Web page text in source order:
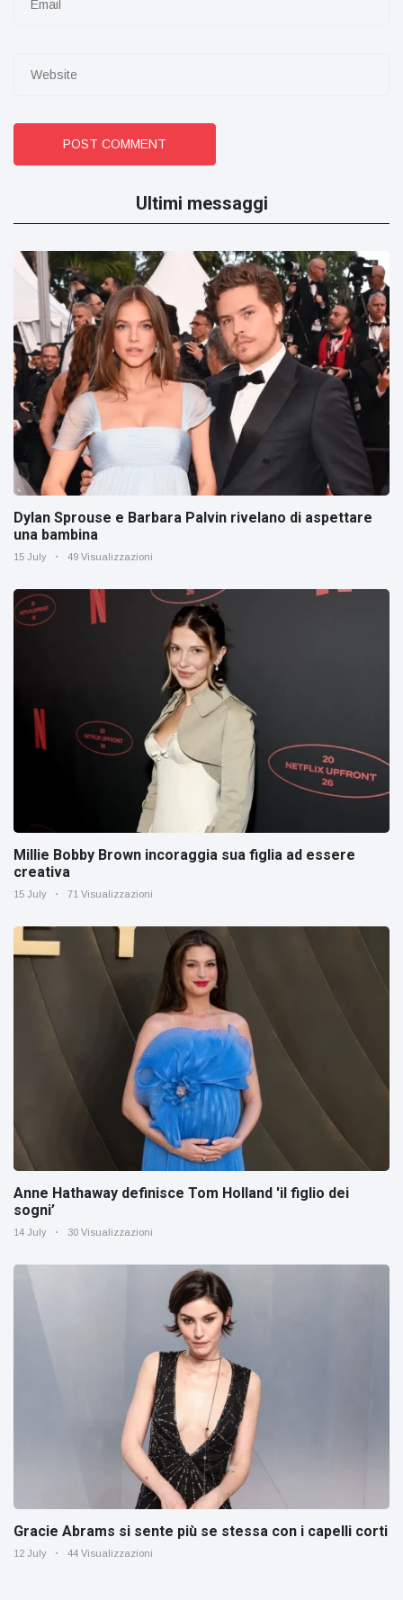
POST COMMENT
Ultimi messaggi
Dylan Sprouse e Barbara Palvin rivelano di aspettare
una bambina
15 July 49 Visualizzazioni
Millie Bobby Brown incoraggia sua figlia ad essere
creativa
15 July 71 Visualizzazioni
Anne Hathaway definisce Tom Holland 'il figlio dei
sogni’
14 July 30 Visualizzazioni
Gracie Abrams si sente più se stessa con i capelli corti
12 July 44 Visualizzazioni